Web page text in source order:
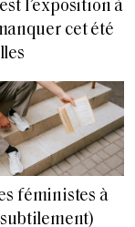
l’exposition à
cet été
féministes à